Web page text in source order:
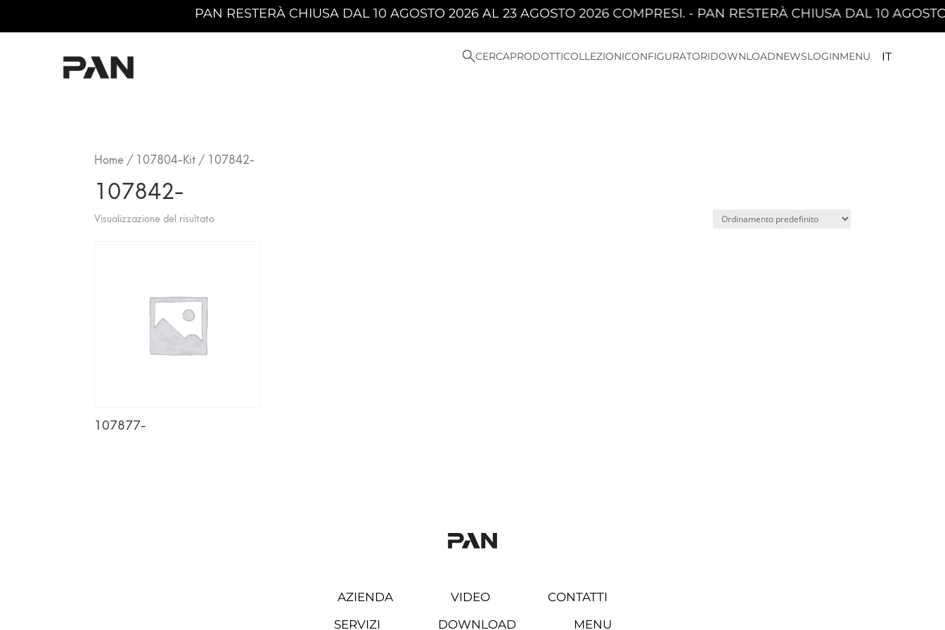
PAN RESTERÀ CHIUSA DAL 10 AGOSTO 2026 AL 23 AGOSTO 2026 COMPRESI. - PAN RESTERÀ CHIUSA DAL 10 AGOSTO
CERCAPRODOTTICOLLEZIONICONFIGURATORIDOWNLOADNEWSLOGINMENU IT
Home / 107804-Kit / 107842-
107842-
Visualizzazione del risultato
107877-
AZIENDA VIDEO
CONTATTI
SERVIZI
DOWNLOAD MENU